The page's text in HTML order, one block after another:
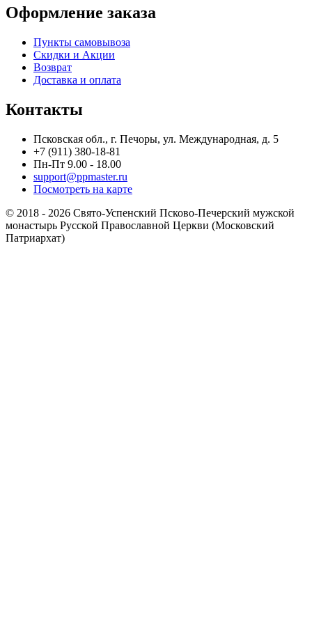
Оформление заказа
Пункты самовывоза
Скидки и Акции
Возврат
Доставка и оплата
Контакты
Псковская обл., г. Печоры, ул. Международная, д. 5
+7 (911) 380-18-81
Пн-Пт 9.00 - 18.00
support@ppmaster.ru
Посмотреть на карте
© 2018 - 2026 Свято-Успенский Псково-Печерский мужской
монастырь Русской Православной Церкви (Московский
Патриархат)